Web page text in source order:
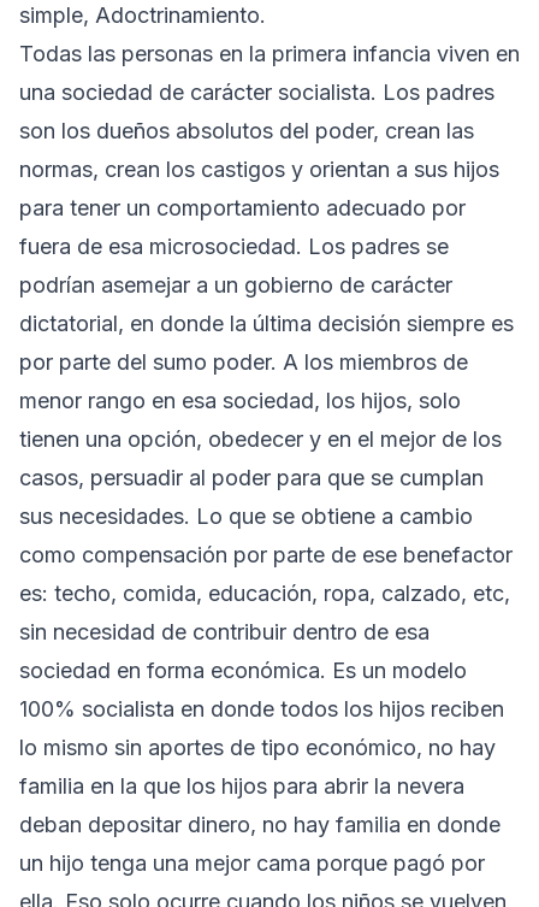
simple, Adoctrinamiento.
Todas las personas en la primera infancia viven en
una sociedad de carácter socialista. Los padres
son los dueños absolutos del poder, crean las
normas, crean los castigos y orientan a sus hijos
para tener un comportamiento adecuado por
fuera de esa microsociedad. Los padres se
podrían asemejar a un gobierno de carácter
dictatorial, en donde la última decisión siempre es
por parte del sumo poder. A los miembros de
menor rango en esa sociedad, los hijos, solo
tienen una opción, obedecer y en el mejor de los
casos, persuadir al poder para que se cumplan
sus necesidades. Lo que se obtiene a cambio
como compensación por parte de ese benefactor
es: techo, comida, educación, ropa, calzado, etc,
sin necesidad de contribuir dentro de esa
sociedad en forma económica. Es un modelo
100% socialista en donde todos los hijos reciben
lo mismo sin aportes de tipo económico, no hay
familia en la que los hijos para abrir la nevera
deban depositar dinero, no hay familia en donde
un hijo tenga una mejor cama porque pagó por
ella. Eso solo ocurre cuando los niños se vuelven